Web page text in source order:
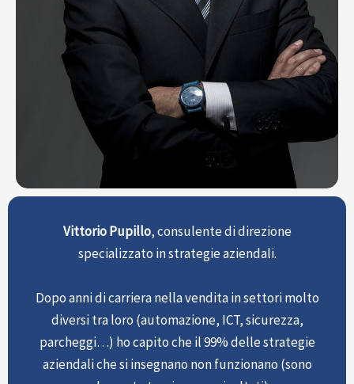
Vittorio Pupillo, consulente di direzione
specializzato in strategie aziendali.
Dopo anni di carriera nella vendita in settori molto
diversi tra loro (automazione, ICT, sicurezza,
parcheggi…) ho capito che il 99% delle strategie
aziendali che si insegnano non funzionano (sono